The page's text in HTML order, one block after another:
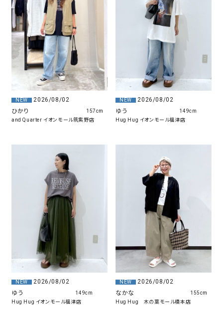
NEW
2026/08/02
ひかり
and Quarter イオンモール筑紫野店
157cm
NEW
2026/08/02
ゆう
Hug Hug イオンモール福津店
149cm
NEW
2026/08/02
ゆう
Hug Hug イオンモール福津店
149cm
NEW
2026/08/02
なかな
Hug Hug 木の葉モール橋本店
155cm